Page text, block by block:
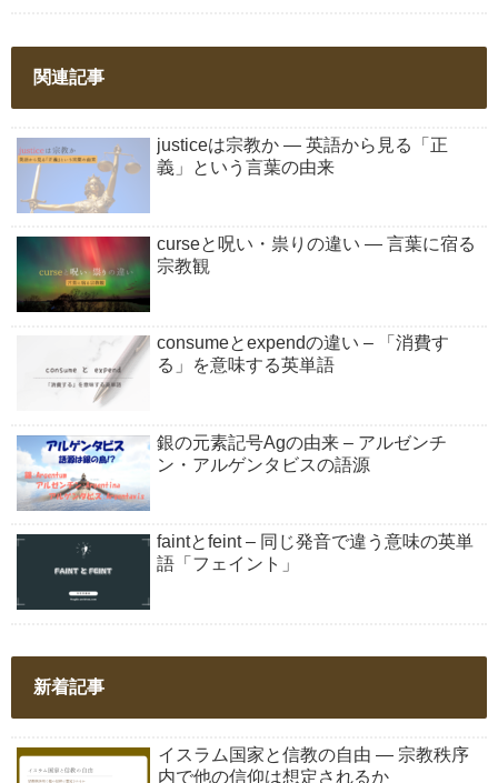
関連記事
justiceは宗教か ― 英語から見る「正
義」という言葉の由来
curseと呪い・祟りの違い ― 言葉に宿る
宗教観
consumeとexpendの違い – 「消費す
る」を意味する英単語
銀の元素記号Agの由来 – アルゼンチ
ン・アルゲンタビスの語源
faintとfeint – 同じ発音で違う意味の英単
語「フェイント」
新着記事
イスラム国家と信教の自由 ― 宗教秩序
内で他の信仰は想定されるか